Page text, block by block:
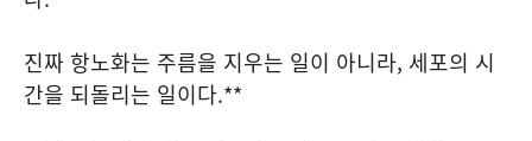
진짜 항노화는 주름을 지우는 일이 아니라, 세포의 시
간을 되돌리는 일이다.**